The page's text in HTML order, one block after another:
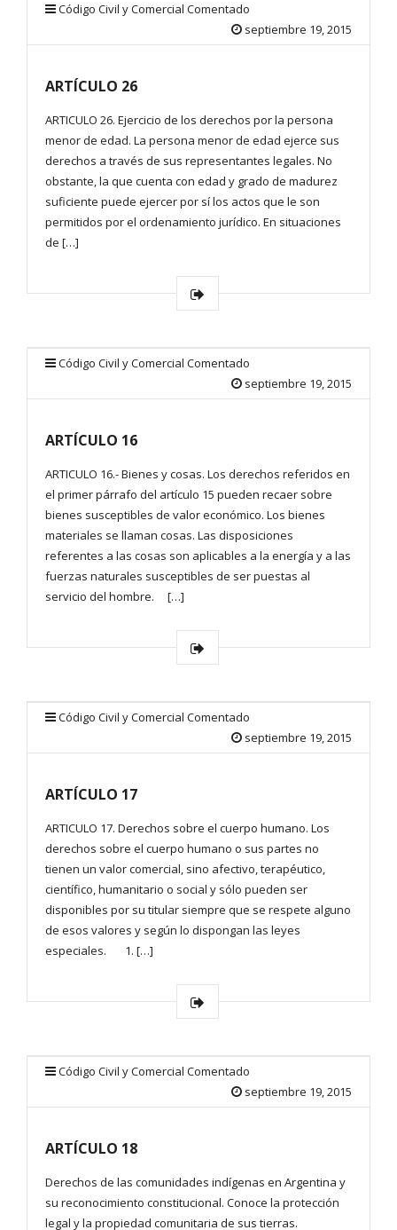
Código Civil y Comercial Comentado
septiembre 19, 2015
ARTÍCULO 26
ARTICULO 26. Ejercicio de los derechos por la persona
menor de edad. La persona menor de edad ejerce sus
derechos a través de sus representantes legales. No
obstante, la que cuenta con edad y grado de madurez
suficiente puede ejercer por sí los actos que le son
permitidos por el ordenamiento jurídico. En situaciones
de […]
Código Civil y Comercial Comentado
septiembre 19, 2015
ARTÍCULO 16
ARTICULO 16.- Bienes y cosas. Los derechos referidos en
el primer párrafo del artículo 15 pueden recaer sobre
bienes susceptibles de valor económico. Los bienes
materiales se llaman cosas. Las disposiciones
referentes a las cosas son aplicables a la energía y a las
fuerzas naturales susceptibles de ser puestas al
servicio del hombre. […]
Código Civil y Comercial Comentado
septiembre 19, 2015
ARTÍCULO 17
ARTICULO 17. Derechos sobre el cuerpo humano. Los
derechos sobre el cuerpo humano o sus partes no
tienen un valor comercial, sino afectivo, terapéutico,
científico, humanitario o social y sólo pueden ser
disponibles por su titular siempre que se respete alguno
de esos valores y según lo dispongan las leyes
especiales. 1. […]
Código Civil y Comercial Comentado
septiembre 19, 2015
ARTÍCULO 18
Derechos de las comunidades indígenas en Argentina y
su reconocimiento constitucional. Conoce la protección
legal y la propiedad comunitaria de sus tierras.